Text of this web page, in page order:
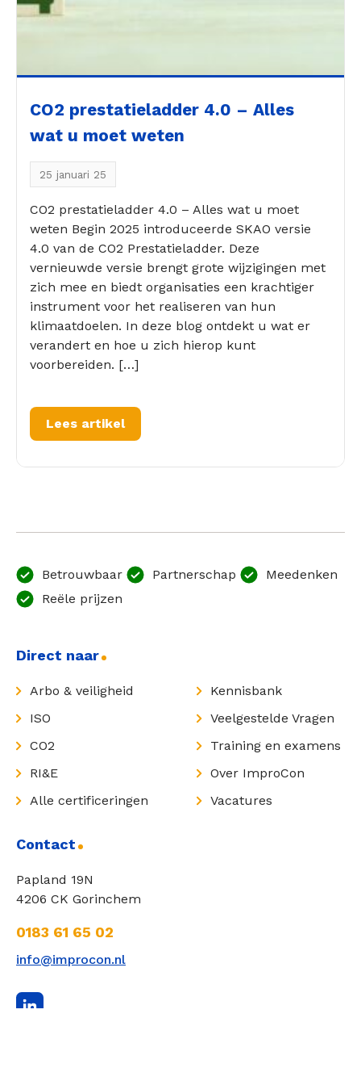
CO2 prestatieladder 4.0 – Alles
wat u moet weten
25 januari 25
CO2 prestatieladder 4.0 – Alles wat u moet
weten Begin 2025 introduceerde SKAO versie
4.0 van de CO2 Prestatieladder. Deze
vernieuwde versie brengt grote wijzigingen met
zich mee en biedt organisaties een krachtiger
instrument voor het realiseren van hun
klimaatdoelen. In deze blog ontdekt u wat er
verandert en hoe u zich hierop kunt
voorbereiden. […]
Lees artikel
Betrouwbaar Partnerschap
Meedenken
Reële prijzen
Direct naar
Arbo & veiligheid
ISO
CO2
RI&E
Alle certificeringen
Kennisbank
Veelgestelde Vragen
Training en examens
Over ImproCon
Vacatures
Contact
Papland 19N
4206 CK Gorinchem
0183 61 65 02
info@improcon.nl